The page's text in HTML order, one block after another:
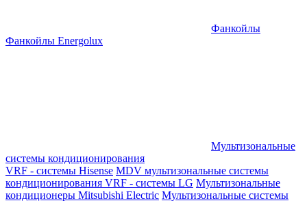
Фанкойлы
Фанкойлы Energolux
Мультизональные
системы кондиционирования
VRF - системы Hisense MDV мультизональные системы
кондиционирования VRF - системы LG Мультизональные
кондиционеры Mitsubishi Electric Мультизональные системы